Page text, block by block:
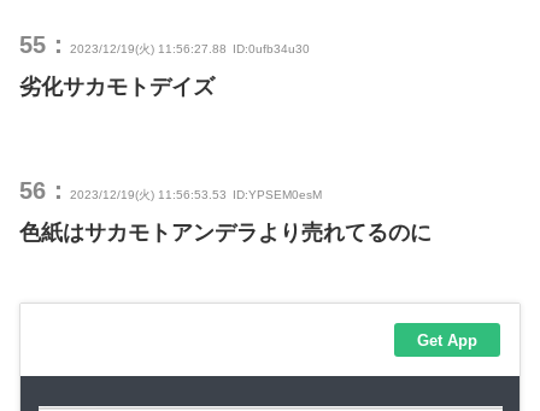
55： 2023/12/19(火) 11:56:27.88 ID:0ufb34u30
劣化サカモトデイズ
56： 2023/12/19(火) 11:56:53.53 ID:YPSEM0esM
色紙はサカモトアンデラより売れてるのに